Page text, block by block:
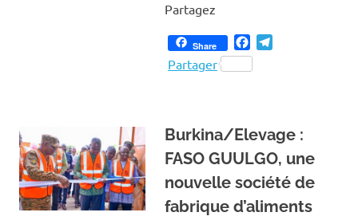
Partagez
Share Facebook
Partager
Burkina/Elevage :
FASO GUULGO, une
nouvelle société de
fabrique d’aliments